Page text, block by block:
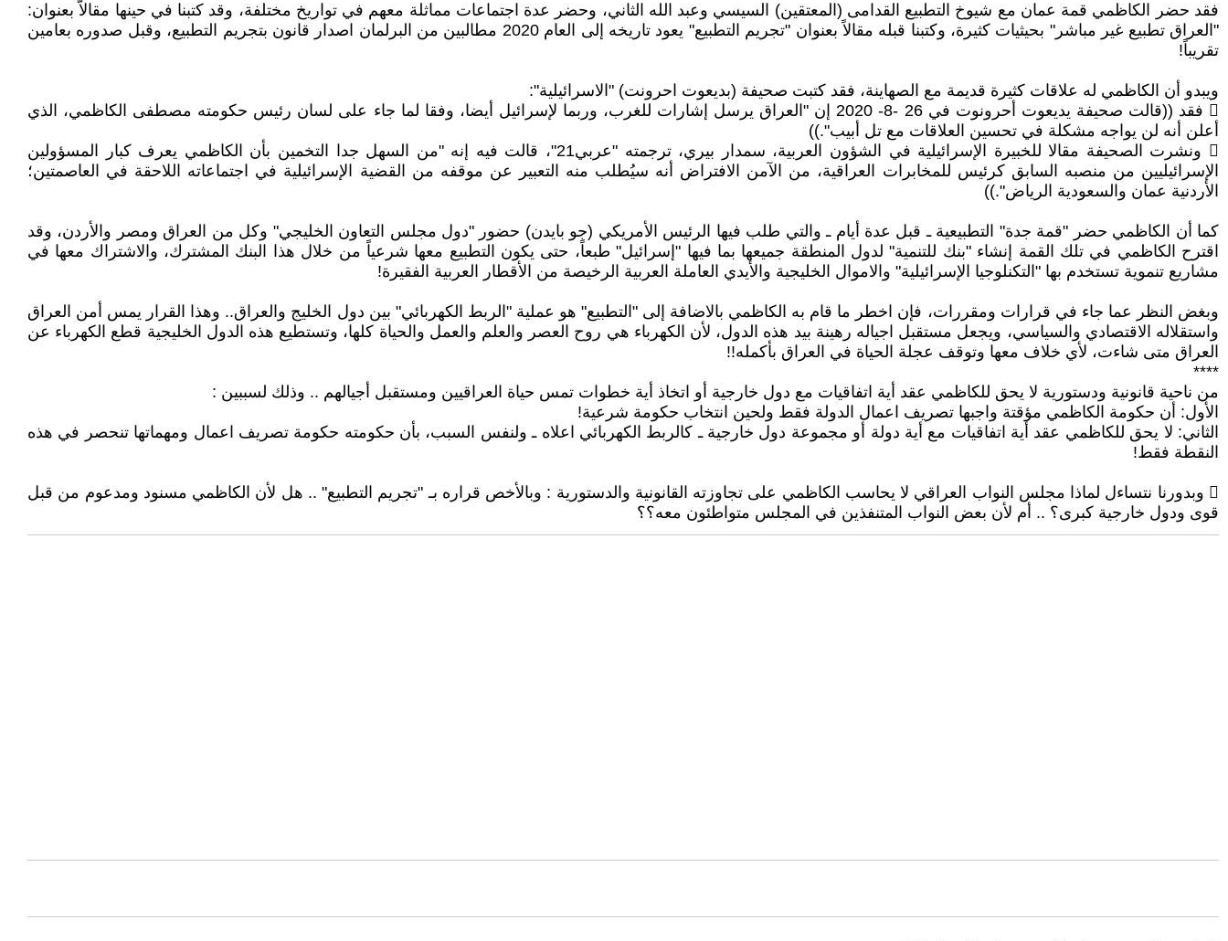
فقد حضر الكاظمي قمة عمان مع شيوخ التطبيع القدامى (المعتقين) السيسي وعبد الله الثاني، وحضر عدة اجتماعات مماثلة معهم في تواريخ مختلفة، وقد كتبنا في حينها مقالاّ بعنوان:
"العراق تطبيع غير مباشر" بحيثيات كثيرة، وكتبنا قبله مقالاً بعنوان "تجريم التطبيع" يعود تاريخه إلى العام 2020 مطالبين من البرلمان اصدار قانون بتجريم التطبيع، وقبل صدوره بعامين
تقريباً!
ويبدو أن الكاظمي له علاقات كثيرة قديمة مع الصهاينة، فقد كتبت صحيفة (بديعوت احرونت) "الاسرائيلية":
 فقد ((قالت صحيفة يديعوت أحرونوت في 26 -8- 2020 إن "العراق يرسل إشارات للغرب، وربما لإسرائيل أيضا، وفقا لما جاء على لسان رئيس حكومته مصطفى الكاظمي، الذي
أعلن أنه لن يواجه مشكلة في تحسين العلاقات مع تل أبيب".))
 ونشرت الصحيفة مقالا للخبيرة الإسرائيلية في الشؤون العربية، سمدار بيري، ترجمته "عربي21"، قالت فيه إنه "من السهل جدا التخمين بأن الكاظمي يعرف كبار المسؤولين
الإسرائيليين من منصبه السابق كرئيس للمخابرات العراقية، من الآمن الافتراض أنه سيُطلب منه التعبير عن موقفه من القضية الإسرائيلية في اجتماعاته اللاحقة في العاصمتين؛
الأردنية عمان والسعودية الرياض".))
كما أن الكاظمي حضر "قمة جدة" التطبيعية ـ قبل عدة أيام ـ والتي طلب فيها الرئيس الأمريكي (جو بايدن) حضور "دول مجلس التعاون الخليجي" وكل من العراق ومصر والأردن، وقد
اقترح الكاظمي في تلك القمة إنشاء "بنك للتنمية" لدول المنطقة جميعها بما فيها "إسرائيل" طبعاً، حتى يكون التطبيع معها شرعياً من خلال هذا البنك المشترك، والاشتراك معها في
مشاريع تنموية تستخدم بها "التكنلوجيا الإسرائيلية" والاموال الخليجية والأيدي العاملة العربية الرخيصة من الأقطار العربية الفقيرة!
وبغض النظر عما جاء في قرارات ومقررات، فإن اخطر ما قام به الكاظمي بالاضافة إلى "التطبيع" هو عملية "الربط الكهربائي" بين دول الخليج والعراق.. وهذا القرار يمس أمن العراق
واستقلاله الاقتصادي والسياسي، ويجعل مستقبل اجياله رهينة بيد هذه الدول، لأن الكهرباء هي روح العصر والعلم والعمل والحياة كلها، وتستطيع هذه الدول الخليجية قطع الكهرباء عن
العراق متى شاءت، لأي خلاف معها وتوقف عجلة الحياة في العراق بأكمله!!
****
من ناحية قانونية ودستورية لا يحق للكاظمي عقد أية اتفاقيات مع دول خارجية أو اتخاذ أية خطوات تمس حياة العراقيين ومستقبل أجيالهم .. وذلك لسببين :
الأول: أن حكومة الكاظمي مؤقتة واجبها تصريف اعمال الدولة فقط ولحين انتخاب حكومة شرعية!
الثاني: لا يحق للكاظمي عقد أية اتفاقيات مع أية دولة أو مجموعة دول خارجية ـ كالربط الكهربائي اعلاه ـ ولنفس السبب، بأن حكومته حكومة تصريف اعمال ومهماتها تنحصر في هذه
النقطة فقط!
 وبدورنا نتساءل لماذا مجلس النواب العراقي لا يحاسب الكاظمي على تجاوزته القانونية والدستورية : وبالأخص قراره بـ "تجريم التطبيع" .. هل لأن الكاظمي مسنود ومدعوم من قبل
قوى ودول خارجية كبرى؟ .. أم لأن بعض النواب المتنفذين في المجلس متواطئون معه؟؟